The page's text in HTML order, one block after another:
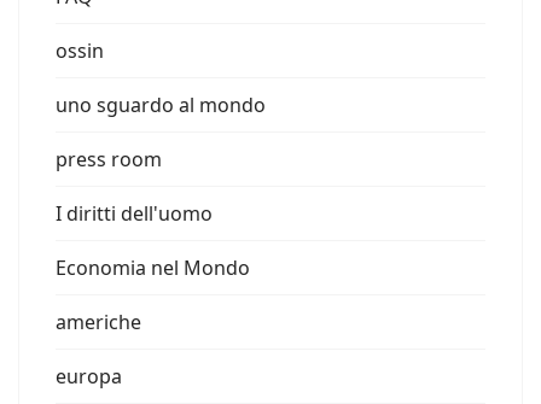
ossin
uno sguardo al mondo
press room
I diritti dell'uomo
Economia nel Mondo
americhe
europa